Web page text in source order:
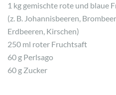
1 kg gemischte rote und blaue
(z. B. Johannisbeeren,
Erdbeeren, Kirschen)
250 ml roter Fruchtsaft
60 g Perlsago
60 g Zucker